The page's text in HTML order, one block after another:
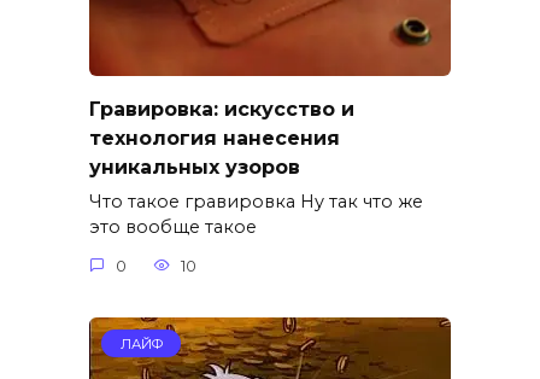
Гравировка: искусство и
технология нанесения
уникальных узоров
Что такое гравировка Ну так что же
это вообще такое
0 10
ЛАЙФ